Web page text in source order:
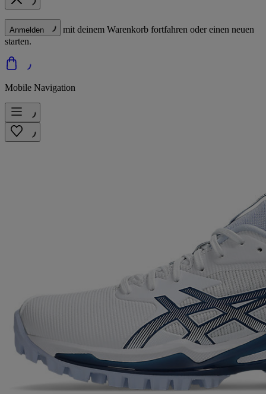
Anmelden
mit deinem Warenkorb fortfahren oder einen neuen
starten.
Mobile Navigation